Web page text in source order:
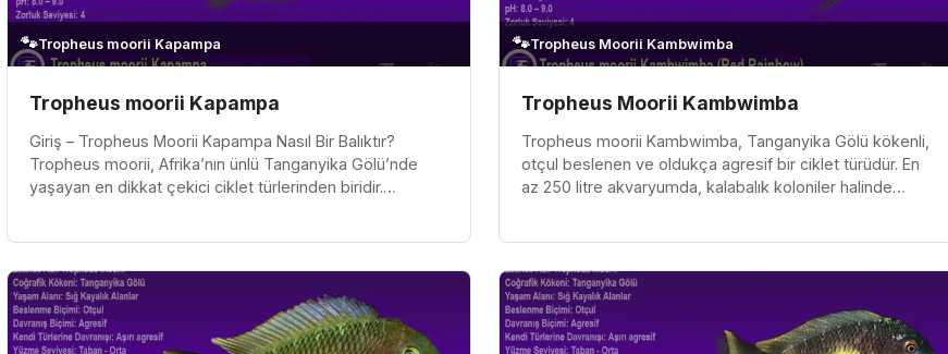
🐾Tropheus moorii Kapampa
Tropheus moorii Kapampa
Giriş – Tropheus Moorii Kapampa Nasıl Bir Balıktır?
Tropheus moorii, Afrika’nın ünlü Tanganyika Gölü’nde
yaşayan en dikkat çekici ciklet türlerinden biridir.
🐾Tropheus Moorii Kambwimba
Tropheus Moorii Kambwimba
Tropheus moorii Kambwimba, Tanganyika Gölü kökenli,
otçul beslenen ve oldukça agresif bir ciklet türüdür. En
az 250 litre akvaryumda, kalabalık koloniler halinde